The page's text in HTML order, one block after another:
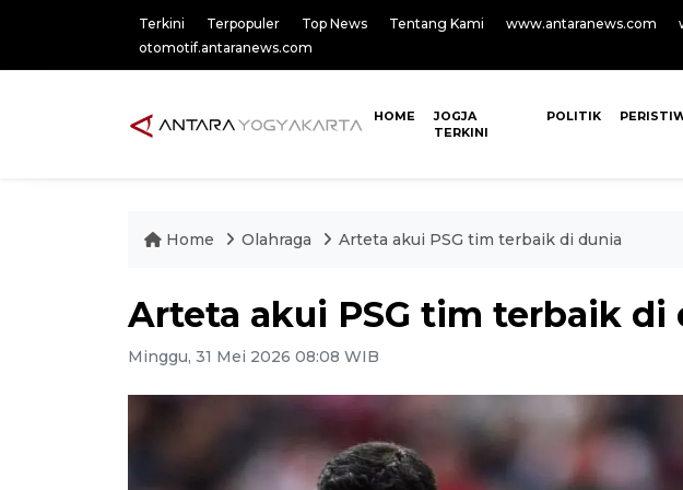
Terkini Terpopuler Top News Tentang Kami www.antaranews.com
otomotif.antaranews.com
HOME
JOGJA
TERKINI
POLITIK
Home Olahraga Arteta akui PSG tim terbaik di dunia
Arteta akui PSG tim terbaik di
Minggu, 31 Mei 2026 08:08 WIB